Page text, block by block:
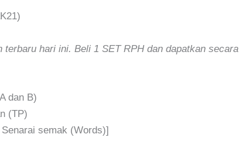
hari ini. Beli 1 SET RPH dan dapatkan secara
dan B)
(TP)
semak (Words)]